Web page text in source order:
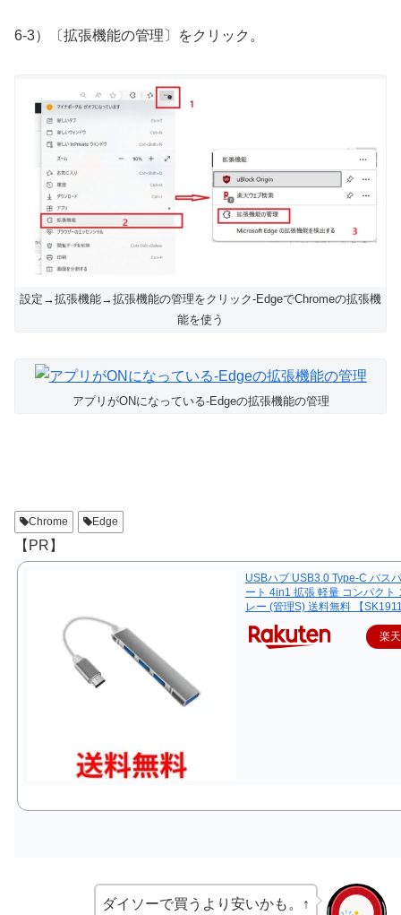
6-3）〔拡張機能の管理〕をクリック。
設定→拡張機能→拡張機能の管理をクリック-EdgeでChromeの拡張機
能を使う
アプリがONになっている-Edgeの拡張機能の管理
Chrome Edge
【PR】
USBハブ USB3.0 Type-C バス
ート 4in1 拡張 軽量 コンパクト
レー (管理S) 送料無料 【
楽
ダイソーで買うより安いかも。↑